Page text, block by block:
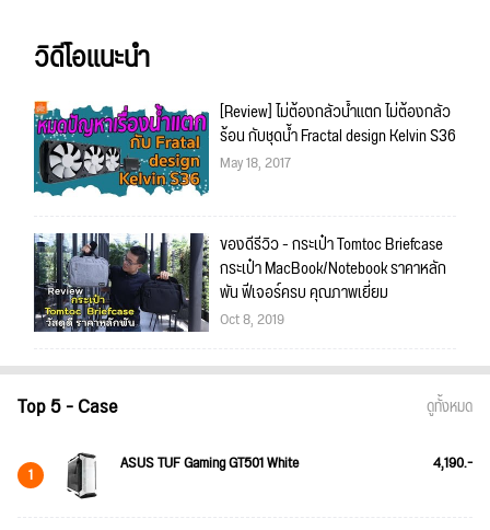
วิดีโอแนะนำ
[Review] ไม่ต้องกลัวน้ำแตก ไม่ต้องกลัว
ร้อน กับชุดน้ำ Fractal design Kelvin S36
May 18, 2017
ของดีรีวิว - กระเป๋า Tomtoc Briefcase
กระเป๋า MacBook/Notebook ราคาหลัก
พัน ฟีเจอร์ครบ คุณภาพเยี่ยม
Oct 8, 2019
Top 5 - Case ดูทั้งหมด
1 ASUS TUF Gaming GT501 White 4,190.-